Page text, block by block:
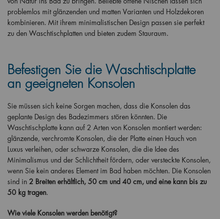
problemlos mit glänzenden und matten Varianten und Holzdekoren
kombinieren. Mit ihrem minimalistischen Design passen sie perfekt
zu den Waschtischplatten und bieten zudem Stauraum.
Befestigen Sie die Waschtischplatte
an geeigneten Konsolen
Sie müssen sich keine Sorgen machen, dass die Konsolen das
geplante Design des Badezimmers stören könnten. Die
Waschtischplatte kann auf 2 Arten von Konsolen montiert werden:
glänzende, verchromte Konsolen, die der Platte einen Hauch von
Luxus verleihen, oder schwarze Konsolen, die die Idee des
Minimalismus und der Schlichtheit fördern, oder versteckte Konsolen,
wenn Sie kein anderes Element im Bad haben möchten. Die Konsolen
sind in 2 Breiten erhältlich, 50 cm und 40 cm, und eine kann bis zu
50 kg tragen.
Wie viele Konsolen werden benötigt?